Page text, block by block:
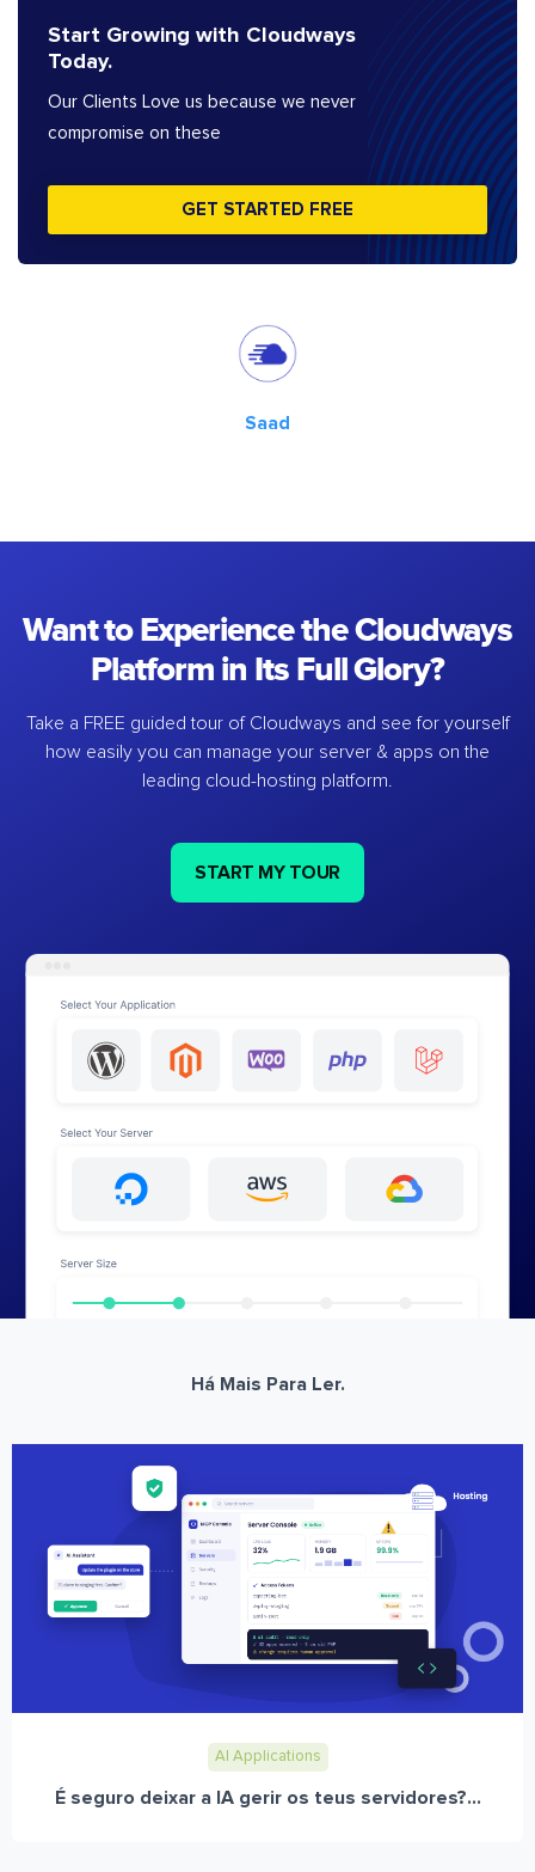
Start Growing with Cloudways
Today.
Our Clients Love us because we never
compromise on these
GET STARTED FREE
Saad
Want to Experience the Cloudways
Platform in Its Full Glory?
Take a FREE guided tour of Cloudways and see for yourself
how easily you can manage your server & apps on the
leading cloud-hosting platform.
START MY TOUR
Há Mais Para Ler.
AI Applications
É seguro deixar a IA gerir os teus servidores?...